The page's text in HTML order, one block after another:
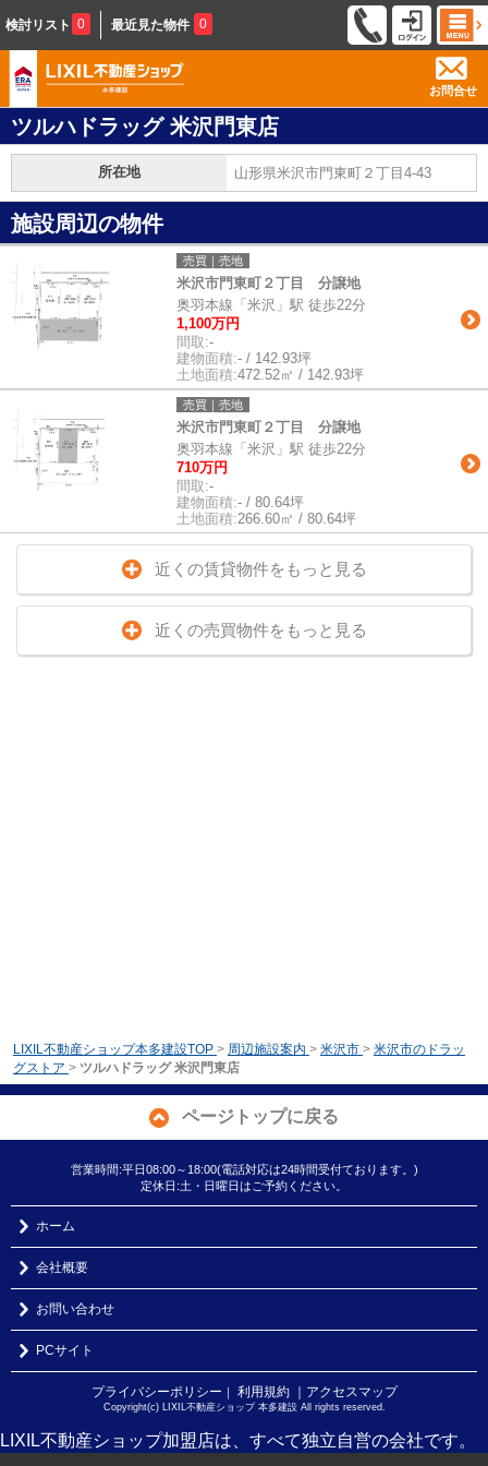
検討リスト 0 最近見た物件 0
お問合せ
ツルハドラッグ 米沢門東店
所在地 山形県米沢市門東町２丁目4-43
施設周辺の物件
売買｜売地
米沢市門東町２丁目 分譲地
奥羽本線「米沢」駅 徒歩22分
1,100万円
間取:-
建物面積:- / 142.93坪
土地面積:472.52㎡ / 142.93坪
売買｜売地
米沢市門東町２丁目 分譲地
奥羽本線「米沢」駅 徒歩22分
710万円
間取:-
建物面積:- / 80.64坪
土地面積:266.60㎡ / 80.64坪
近くの賃貸物件をもっと見る
近くの売買物件をもっと見る
LIXIL不動産ショップ本多建設TOP > 周辺施設案内 > 米沢市 > 米沢市のドラッ
グストア > ツルハドラッグ 米沢門東店
ページトップに戻る
営業時間:平日08:00～18:00(電話対応は24時間受付ております。)
定休日:土・日曜日はご予約ください。
ホーム
会社概要
お問い合わせ
PCサイト
プライバシーポリシー ｜ 利用規約 ｜アクセスマップ
Copyright(c) LIXIL不動産ショップ 本多建設 All rights reserved.
LIXIL不動産ショップ加盟店は、すべて独立自営の会社です。